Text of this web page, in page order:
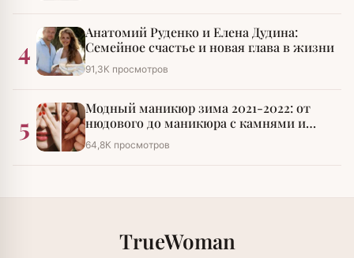
4
Анатомий Руденко и Елена Дудина:
Семейное счастье и новая глава в жизни
91,3К просмотров
5
Модный маникюр зима 2021-2022: от
нюдового до маникюра с камнями и
стразами
64,8К просмотров
TrueWoman